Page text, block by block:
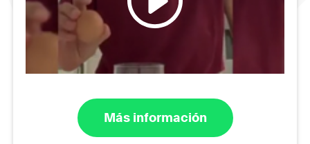
Más información